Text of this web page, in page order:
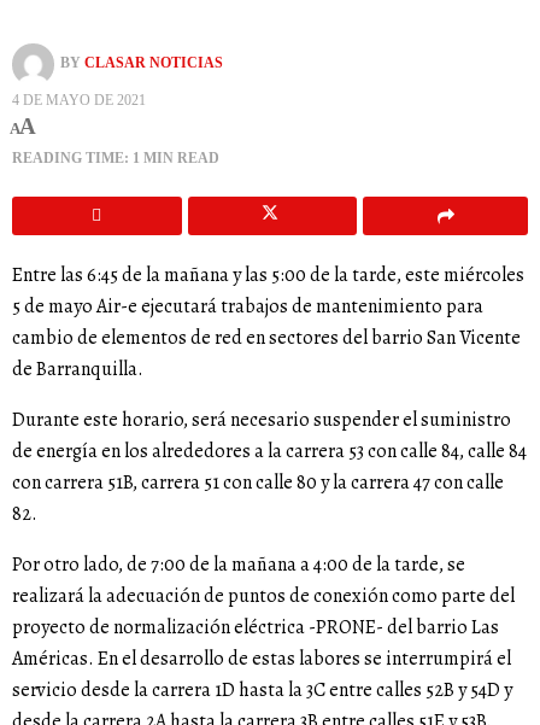
BY CLASAR NOTICIAS
4 DE MAYO DE 2021
AA
READING TIME: 1 MIN READ
Entre las 6:45 de la mañana y las 5:00 de la tarde, este miércoles
5 de mayo Air-e ejecutará trabajos de mantenimiento para
cambio de elementos de red en sectores del barrio San Vicente
de Barranquilla.
Durante este horario, será necesario suspender el suministro
de energía en los alrededores a la carrera 53 con calle 84, calle 84
con carrera 51B, carrera 51 con calle 80 y la carrera 47 con calle
82.
Por otro lado, de 7:00 de la mañana a 4:00 de la tarde, se
realizará la adecuación de puntos de conexión como parte del
proyecto de normalización eléctrica -PRONE- del barrio Las
Américas. En el desarrollo de estas labores se interrumpirá el
servicio desde la carrera 1D hasta la 3C entre calles 52B y 54D y